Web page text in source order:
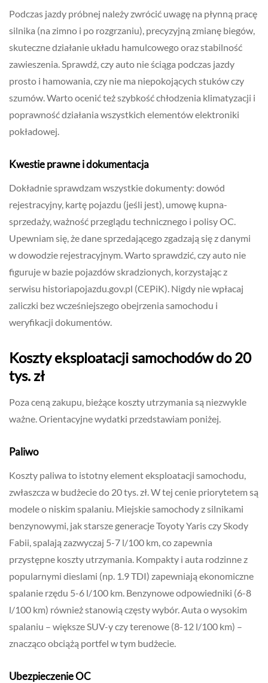
Podczas jazdy próbnej należy zwrócić uwagę na płynną pracę
silnika (na zimno i po rozgrzaniu), precyzyjną zmianę biegów,
skuteczne działanie układu hamulcowego oraz stabilność
zawieszenia. Sprawdź, czy auto nie ściąga podczas jazdy
prosto i hamowania, czy nie ma niepokojących stuków czy
szumów. Warto ocenić też szybkość chłodzenia klimatyzacji i
poprawność działania wszystkich elementów elektroniki
pokładowej.
Kwestie prawne i dokumentacja
Dokładnie sprawdzam wszystkie dokumenty: dowód
rejestracyjny, kartę pojazdu (jeśli jest), umowę kupna-
sprzedaży, ważność przeglądu technicznego i polisy OC.
Upewniam się, że dane sprzedającego zgadzają się z danymi
w dowodzie rejestracyjnym. Warto sprawdzić, czy auto nie
figuruje w bazie pojazdów skradzionych, korzystając z
serwisu historiapojazdu.gov.pl (CEPiK). Nigdy nie wpłacaj
zaliczki bez wcześniejszego obejrzenia samochodu i
weryfikacji dokumentów.
Koszty eksploatacji samochodów do 20
tys. zł
Poza ceną zakupu, bieżące koszty utrzymania są niezwykle
ważne. Orientacyjne wydatki przedstawiam poniżej.
Paliwo
Koszty paliwa to istotny element eksploatacji samochodu,
zwłaszcza w budżecie do 20 tys. zł. W tej cenie priorytetem są
modele o niskim spalaniu. Miejskie samochody z silnikami
benzynowymi, jak starsze generacje Toyoty Yaris czy Skody
Fabii, spalają zazwyczaj 5-7 l/100 km, co zapewnia
przystępne koszty utrzymania. Kompakty i auta rodzinne z
popularnymi dieslami (np. 1.9 TDI) zapewniają ekonomiczne
spalanie rzędu 5-6 l/100 km. Benzynowe odpowiedniki (6-8
l/100 km) również stanowią częsty wybór. Auta o wysokim
spalaniu – większe SUV-y czy terenowe (8-12 l/100 km) –
znacząco obciążą portfel w tym budżecie.
Ubezpieczenie OC